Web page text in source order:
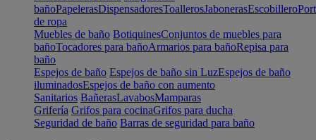
bañoPapelerasDispensadoresToallerosJabonerasEscobillero
de ropa
Muebles de baño BotiquinesConjuntos de muebles para
bañoTocadores para bañoArmarios para bañoRepisa para
baño
Espejos de baño Espejos de baño sin LuzEspejos de baño
iluminadosEspejos de baño con aumento
Sanitarios BañerasLavabosMamparas
Grifería Grifos para cocinaGrifos para ducha
Seguridad de baño Barras de seguridad para baño